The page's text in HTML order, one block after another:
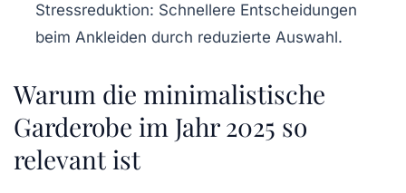
Stressreduktion: Schnellere Entscheidungen
beim Ankleiden durch reduzierte Auswahl.
Warum die minimalistische
Garderobe im Jahr 2025 so
relevant ist